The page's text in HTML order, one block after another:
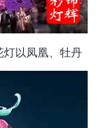
灯以凤凰、牡丹